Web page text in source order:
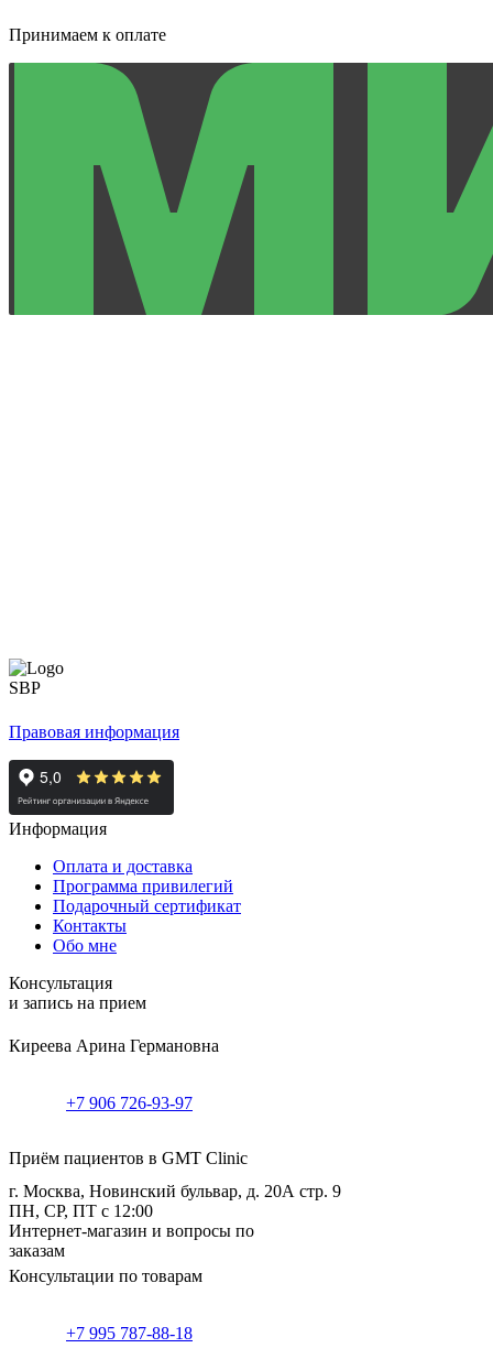
Принимаем к оплате
Правовая информация
Информация
Оплата и доставка
Программа привилегий
Подарочный сертификат
Контакты
Обо мне
Консультация
и запись на прием
Киреева Арина Германовна
+7 906 726-93-97
Приём пациентов в GMT Clinic
г. Москва, Новинский бульвар, д. 20А стр. 9
ПН, СР, ПТ с 12:00
Интернет-магазин и вопросы по
заказам
Консультации по товарам
+7 995 787-88-18